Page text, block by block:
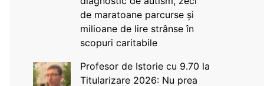
de maratoane parcurse și
milioane de lire strânse în
scopuri caritabile
Profesor de Istorie cu 9.70 la
Titularizare 2026: Nu prea